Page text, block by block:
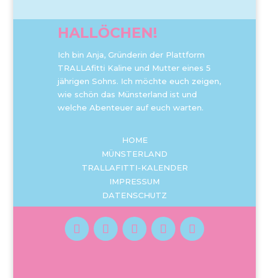
HALLÖCHEN!
Ich bin Anja, Gründerin der Plattform
TRALLAfitti Kaline und Mutter eines 5
jährigen Sohns. Ich möchte euch zeigen,
wie schön das Münsterland ist und
welche Abenteuer auf euch warten.
HOME
MÜNSTERLAND
TRALLAFITTI-KALENDER
IMPRESSUM
DATENSCHUTZ